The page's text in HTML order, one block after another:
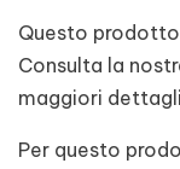
Questo
Consulta la
maggiori
Per questo